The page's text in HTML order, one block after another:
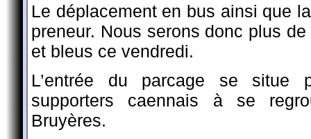
Le déplacement en bus ainsi que
preneur. Nous serons donc plus
et bleus ce vendredi.
L’entrée du parcage se situe
supporters caennais à se
Bruyères.